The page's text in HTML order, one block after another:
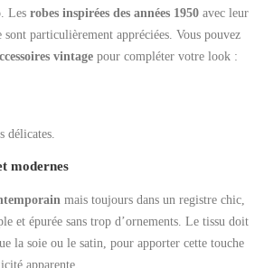
Les robes inspirées des années 1950 avec leur
particulièrement appréciées. Vous pouvez
vintage pour compléter votre look :
délicates.
modernes
mais toujours dans un registre chic,
et épurée sans trop d’ornements. Le tissu doit
la soie ou le satin, pour apporter cette touche
apparente.